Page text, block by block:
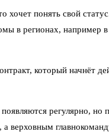
понять свой
в регионах, например
который начнёт
регулярно, но
а верховным